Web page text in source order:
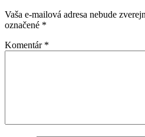
Vaša e-mailová adresa nebude
označené *
Komentár *